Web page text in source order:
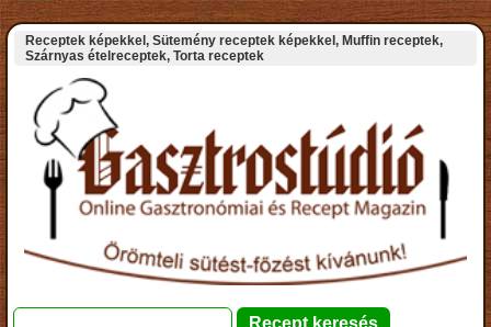
Receptek képekkel, Sütemény receptek képekkel, Muffin receptek,
Szárnyas ételreceptek, Torta receptek